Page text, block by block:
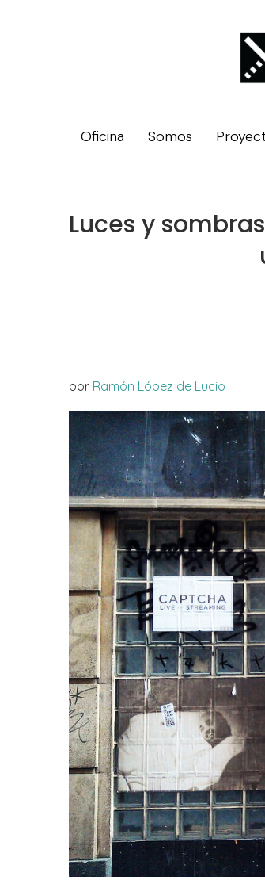
Oficina Somos
Luces y
por Ramón López de Lucio